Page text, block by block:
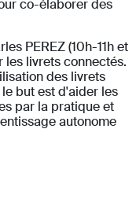
co-élaborer des
PEREZ (10h-11h et
les livrets connectés.
des livrets
but est d'aider les
par la pratique et
autonome